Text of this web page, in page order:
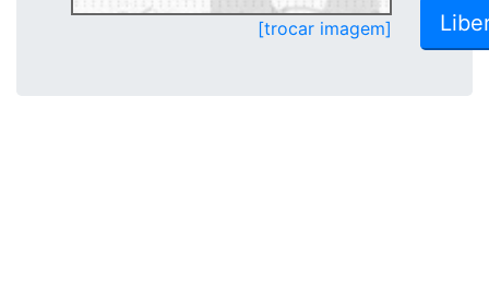
[trocar imagem]